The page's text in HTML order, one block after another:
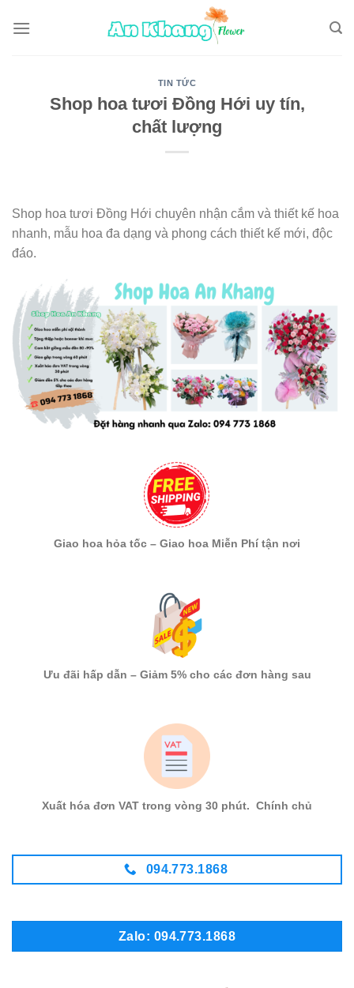
TIN TỨC
Shop hoa tươi Đồng Hới uy tín,
chất lượng
Shop hoa tươi Đồng Hới chuyên nhận cắm và thiết kế hoa
nhanh, mẫu hoa đa dạng và phong cách thiết kế mới, độc
đáo.
Giao hoa hỏa tốc – Giao hoa Miễn Phí tận nơi
Ưu đãi hấp dẫn – Giảm 5% cho các đơn hàng sau
Xuất hóa đơn VAT trong vòng 30 phút. Chính chủ
094.773.1868
Zalo: 094.773.1868